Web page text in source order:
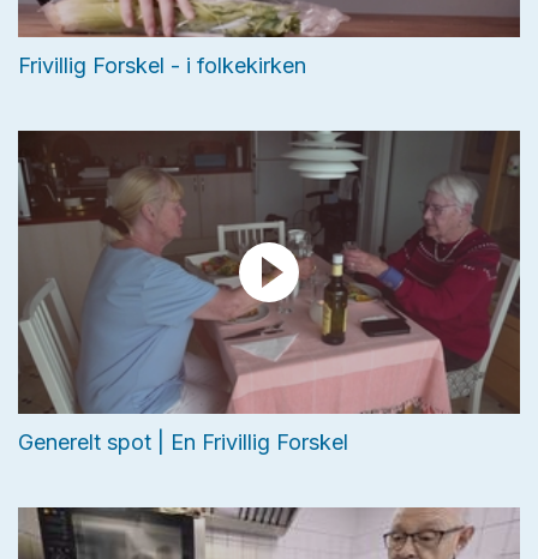
Frivillig Forskel - i folkekirken
Generelt spot | En Frivillig Forskel